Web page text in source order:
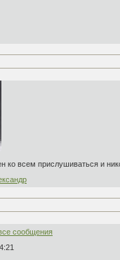
ко всем прислушиваться и
сообщения